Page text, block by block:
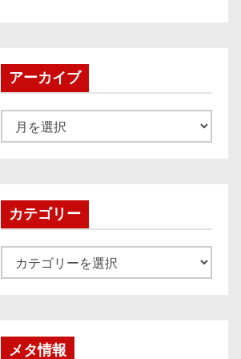
アーカイブ
ー
ブカテゴリー
テ
メタ情報